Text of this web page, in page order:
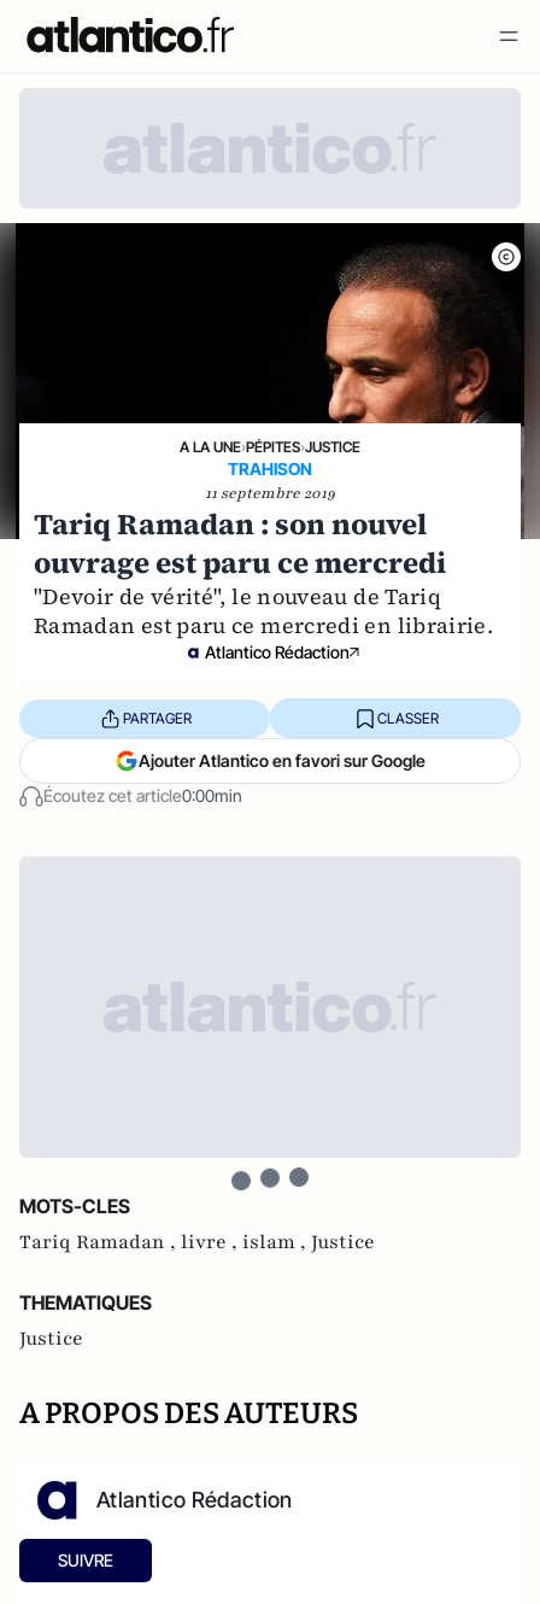
A LA UNE›PÉPITES›JUSTICE
TRAHISON
11 septembre 2019
Tariq Ramadan : son nouvel
ouvrage est paru ce mercredi
"Devoir de vérité", le nouveau de Tariq
Ramadan est paru ce mercredi en librairie.
Atlantico Rédaction
Écoutez cet article0:00min
PARTAGER CLASSER
Ajouter Atlantico en favori sur Google
MOTS-CLES
Tariq Ramadan , livre , islam , Justice
THEMATIQUES
Justice
A PROPOS DES AUTEURS
Atlantico Rédaction
SUIVRE